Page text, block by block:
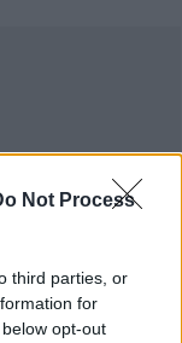
Not Process
third parties, or
for
opt-out